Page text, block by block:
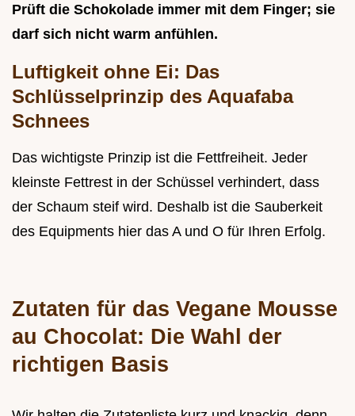
Prüft die Schokolade immer mit dem Finger; sie
darf sich nicht warm anfühlen.
Luftigkeit ohne Ei: Das
Schlüsselprinzip des Aquafaba
Schnees
Das wichtigste Prinzip ist die Fettfreiheit. Jeder
kleinste Fettrest in der Schüssel verhindert, dass
der Schaum steif wird. Deshalb ist die Sauberkeit
des Equipments hier das A und O für Ihren Erfolg.
Zutaten für das Vegane Mousse
au Chocolat: Die Wahl der
richtigen Basis